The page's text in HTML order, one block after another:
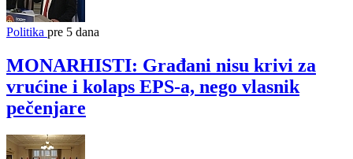
Politika pre 5 dana
MONARHISTI: Građani nisu krivi za
vrućine i kolaps EPS-a, nego vlasnik
pečenjare